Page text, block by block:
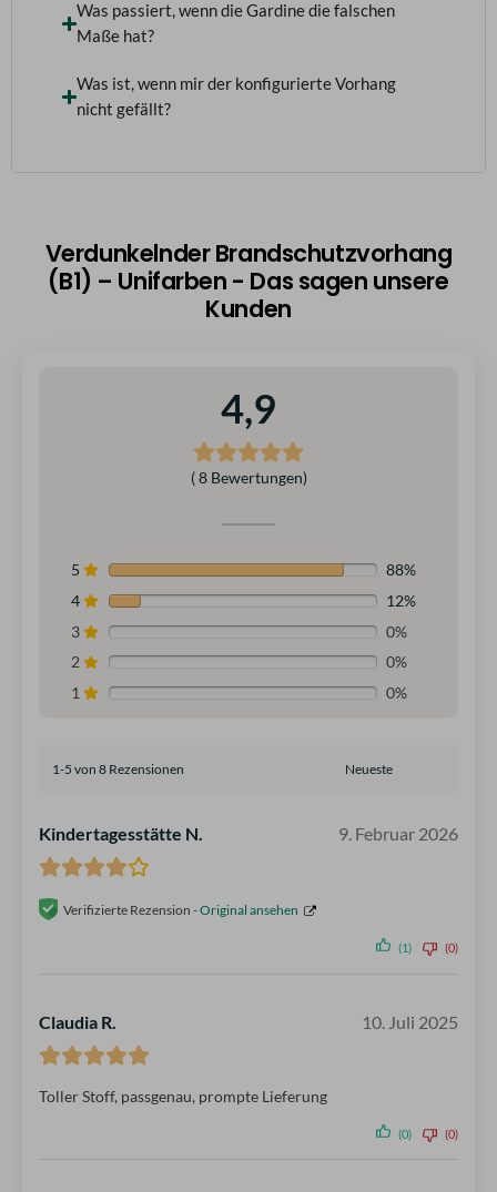
Was passiert, wenn die Gardine die falschen
Maße hat?
Was ist, wenn mir der konfigurierte Vorhang
nicht gefällt?
Verdunkelnder Brandschutzvorhang
(B1) – Unifarben - Das sagen unsere
Kunden
4,9
( 8 Bewertungen)
5
88%
4
12%
3
0%
2
0%
1
0%
1-5 von 8 Rezensionen
Kindertagesstätte N. 9. Februar 2026
Verifizierte Rezension -Original ansehen
(1) (0)
Claudia R. 10. Juli 2025
Toller Stoff, passgenau, prompte Lieferung
(0) (0)